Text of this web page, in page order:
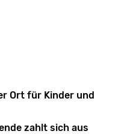
Ort für Kinder und
zahlt sich aus